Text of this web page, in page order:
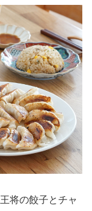
将の餃子とチャ